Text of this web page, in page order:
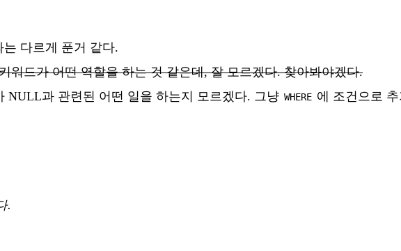
는 다르게 푼거 같다.
워드가 어떤 역할을 하는 것 같은데, 잘 모르겠다. 찾아봐야겠다.
NULL과 관련된 어떤 일을 하는지 모르겠다. 그냥 WHERE 에 조건으로
.